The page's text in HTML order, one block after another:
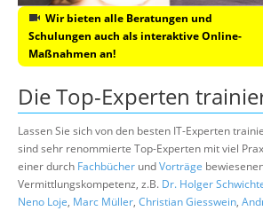
Wir bieten alle Beratungen und
Schulungen auch als interaktive Online-
Maßnahmen an!
Die Top-Experten
Lassen Sie sich von den besten IT-Experten
sind sehr renommierte Top-Experten mit viel
einer durch Fachbücher undVorträge
Vermittlungskompetenz, z.B. Dr. Holger
Neno Loje, Marc Müller, Christian Giesswein,